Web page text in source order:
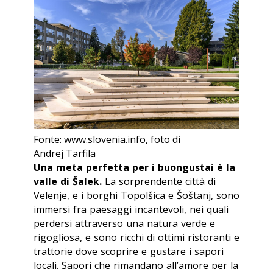
Fonte: www.slovenia.info, foto di
Andrej Tarfila
Una meta perfetta per i buongustai è la
valle di Šalek. La sorprendente città di
Velenje, e i borghi Topolšica e Šoštanj, sono
immersi fra paesaggi incantevoli, nei quali
perdersi attraverso una natura verde e
rigogliosa, e sono ricchi di ottimi ristoranti e
trattorie dove scoprire e gustare i sapori
locali. Sapori che rimandano all’amore per la